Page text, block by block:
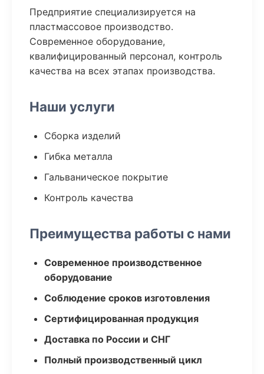
Предприятие специализируется на
пластмассовое производство.
Современное оборудование,
квалифицированный персонал, контроль
качества на всех этапах производства.
Наши услуги
Сборка изделий
Гибка металла
Гальваническое покрытие
Контроль качества
Преимущества работы с нами
Современное производственное
оборудование
Соблюдение сроков изготовления
Сертифицированная продукция
Доставка по России и СНГ
Полный производственный цикл